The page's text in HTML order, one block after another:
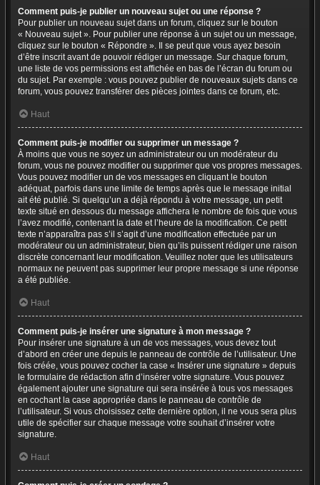
Comment puis-je publier un nouveau sujet ou une réponse ?
Pour publier un nouveau sujet dans un forum, cliquez sur le bouton
« Nouveau sujet ». Pour publier une réponse à un sujet ou un message,
cliquez sur le bouton « Répondre ». Il se peut que vous ayez besoin
d’être inscrit avant de pouvoir rédiger un message. Sur chaque forum,
une liste de vos permissions est affichée en bas de l’écran du forum ou
du sujet. Par exemple : vous pouvez publier de nouveaux sujets dans ce
forum, vous pouvez transférer des pièces jointes dans ce forum, etc.
Haut
Comment puis-je modifier ou supprimer un message ?
À moins que vous ne soyez un administrateur ou un modérateur du
forum, vous ne pouvez modifier ou supprimer que vos propres messages.
Vous pouvez modifier un de vos messages en cliquant le bouton
adéquat, parfois dans une limite de temps après que le message initial
ait été publié. Si quelqu’un a déjà répondu à votre message, un petit
texte situé en dessous du message affichera le nombre de fois que vous
l’avez modifié, contenant la date et l’heure de la modification. Ce petit
texte n’apparaîtra pas s’il s’agit d’une modification effectuée par un
modérateur ou un administrateur, bien qu’ils puissent rédiger une raison
discrète concernant leur modification. Veuillez noter que les utilisateurs
normaux ne peuvent pas supprimer leur propre message si une réponse
a été publiée.
Haut
Comment puis-je insérer une signature à mon message ?
Pour insérer une signature à un de vos messages, vous devez tout
d’abord en créer une depuis le panneau de contrôle de l’utilisateur. Une
fois créée, vous pouvez cocher la case « Insérer une signature » depuis
le formulaire de rédaction afin d’insérer votre signature. Vous pouvez
également ajouter une signature qui sera insérée à tous vos messages
en cochant la case appropriée dans le panneau de contrôle de
l’utilisateur. Si vous choisissez cette dernière option, il ne vous sera plus
utile de spécifier sur chaque message votre souhait d’insérer votre
signature.
Haut